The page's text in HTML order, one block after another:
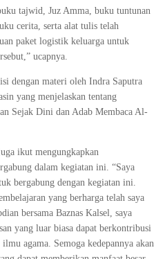
tajwid, Juz Amma, buku tuntunan
cerita, serta alat tulis telah
paket logistik keluarga untuk
ucapnya.
dengan materi oleh Indra Saputra
yang menjelaskan tentang
Sejak Dini dan Adab Membaca Al-
ikut mengungkapkan
dalam kegiatan ini. “Saya
bergabung dengan kegiatan ini.
yang berharga telah saya
bersama Baznas Kalsel, saya
yang luar biasa dapat berkontribusi
agama. Semoga kedepannya akan